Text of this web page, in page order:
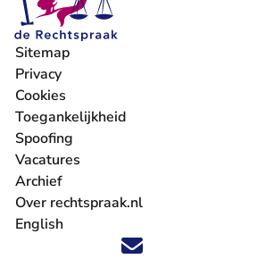
Volg ons op X (Twitter) - U verlaat
Volg ons op Facebook - U verlaat
Volg ons op Instagram - U
Volg ons op Youtube - U
Volg ons op LinkedIn -
'Blijf op de hoogte'
Sitemap
Privacy
Cookies
Toegankelijkheid
Spoofing
Vacatures
- U verlaat Rechtspraak.nl
Archief
Over rechtspraak.nl
English